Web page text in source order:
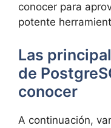
conocer para
potente
Las
de
conocer
A continuación,